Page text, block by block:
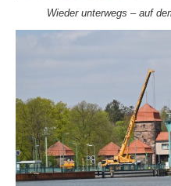
Wieder unterwegs – auf